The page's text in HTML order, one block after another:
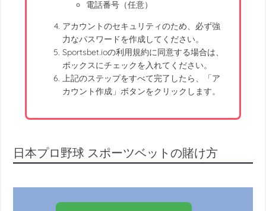
電話番号（任意）
アカウントのセキュリティのため、必ず強
力なパスワードを作成してください。
Sportsbet.ioの利用規約に同意する場合は、
ボックスにチェックを入れてください。
上記のステップをすべて完了したら、「ア
カウント作成」ボタンをクリックします。
日本プロ野球 スポーツベットの賭け方